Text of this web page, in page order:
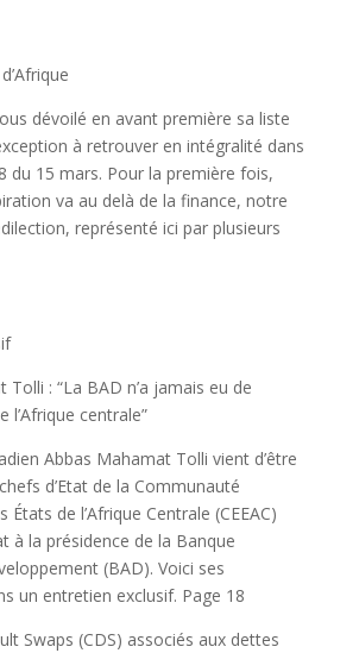
dévoilé en avant première sa liste
à retrouver en intégralité dans
du 15 mars. Pour la première fois,
va au delà de la finance, notre
représenté ici par plusieurs
Tolli : “La BAD n’a jamais eu de
l’Afrique centrale”
Abbas Mahamat Tolli vient d’être
d’Etat de la Communauté
États de l’Afrique Centrale (CEEAC)
à la présidence de la Banque
(BAD). Voici ses
un entretien exclusif. Page 18
Swaps (CDS) associés aux dettes